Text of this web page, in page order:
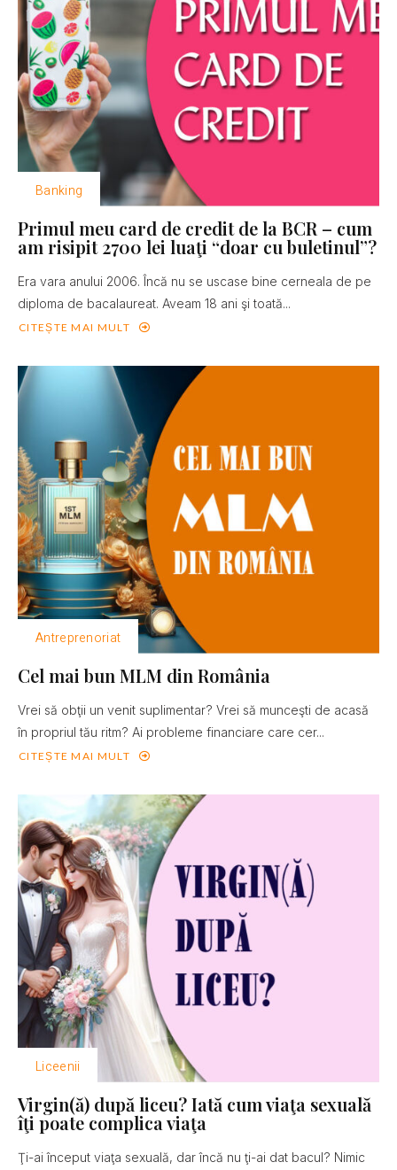
Banking
Primul meu card de credit de la BCR – cum
am risipit 2700 lei luaţi “doar cu buletinul”?
Era vara anului 2006. Încă nu se uscase bine cerneala de pe
diploma de bacalaureat. Aveam 18 ani şi toată...
CITEȘTE MAI MULT
Antreprenoriat
Cel mai bun MLM din România
Vrei să obţii un venit suplimentar? Vrei să munceşti de acasă
în propriul tău ritm? Ai probleme financiare care cer...
CITEȘTE MAI MULT
Liceenii
Virgin(ă) după liceu? Iată cum viaţa sexuală
îţi poate complica viaţa
Ţi-ai început viaţa sexuală, dar încă nu ţi-ai dat bacul? Nimic